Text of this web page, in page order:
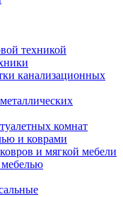
техникой
канализационных
комнат
и коврами
и мягкой мебели
мебелью